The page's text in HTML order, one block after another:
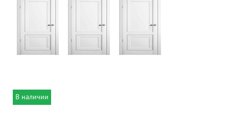
В наличии